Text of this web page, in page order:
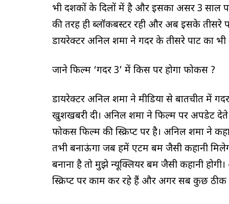
भी दर्शकों के दिलों में है और इसका असर 3 साल
की तरह ही ब्लॉकबस्टर रही और अब इसके तीसरे
डायरेक्टर अनिल शर्मा ने गदर के तीसरे पार्ट का
जाने फिल्म ‘गदर 3’ में किस पर होगा फोकस ?
डायरेक्टर अनिल शर्मा ने मीडिया से बातचीत में
खुशखबरी दी। अनिल शर्मा ने फिल्म पर अपडेट देते
फोकस फिल्म की स्क्रिप्ट पर है। अनिल शर्मा ने
तभी बनाऊंगा जब हमें एटम बम जैसी कहानी
बनाना है तो मुझे न्यूक्लियर बम जैसी कहानी
स्क्रिप्ट पर काम कर रहे हैं और अगर सब कुछ